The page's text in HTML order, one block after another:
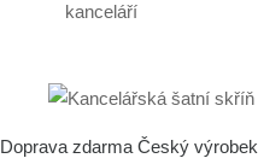
kanceláří
Doprava zdarma Český výrobek